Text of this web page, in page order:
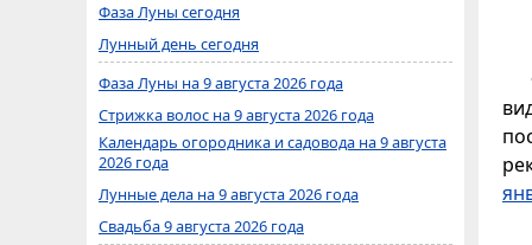
Фаза Луны сегодня
Лунный день сегодня
Фаза Луны на 9 августа 2026 года
Стрижка волос на 9 августа 2026 года
Календарь огородника и садовода на 9 августа
2026 года
Лунные дела на 9 августа 2026 года
Свадьба 9 августа 2026 года